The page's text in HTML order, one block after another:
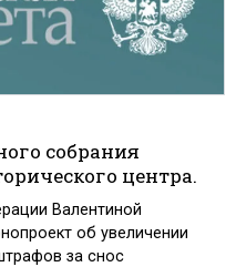
собрания
центра.
Валентиной
об увеличении
за снос